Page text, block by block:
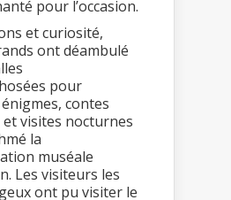
pour l’occasion.
et curiosité,
ont déambulé
pour
énigmes, contes
visites nocturnes
la
muséale
Les visiteurs les
ont pu visiter le